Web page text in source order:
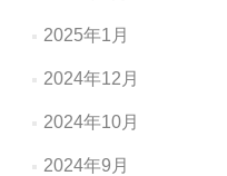
2025年1月
2024年12月
2024年10月
2024年9月